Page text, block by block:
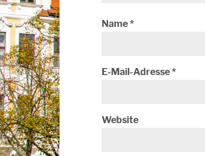
Name*
E-Mail-Adresse*
Website